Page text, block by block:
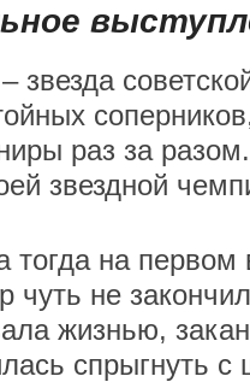
раз за
звездной
на первом
чуть не
жизнью,
спрыгнуть с